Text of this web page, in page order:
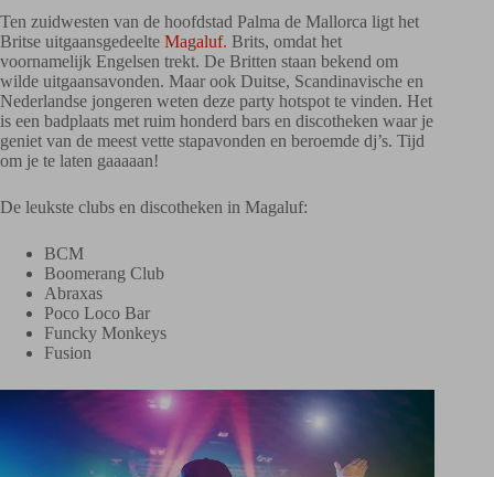
Ten zuidwesten van de hoofdstad Palma de Mallorca ligt het
Britse uitgaansgedeelte Magaluf. Brits, omdat het
voornamelijk Engelsen trekt. De Britten staan bekend om
wilde uitgaansavonden. Maar ook Duitse, Scandinavische en
Nederlandse jongeren weten deze party hotspot te vinden. Het
is een badplaats met ruim honderd bars en discotheken waar je
geniet van de meest vette stapavonden en beroemde dj’s. Tijd
om je te laten gaaaaan!
De leukste clubs en discotheken in Magaluf:
BCM
Boomerang Club
Abraxas
Poco Loco Bar
Funcky Monkeys
Fusion